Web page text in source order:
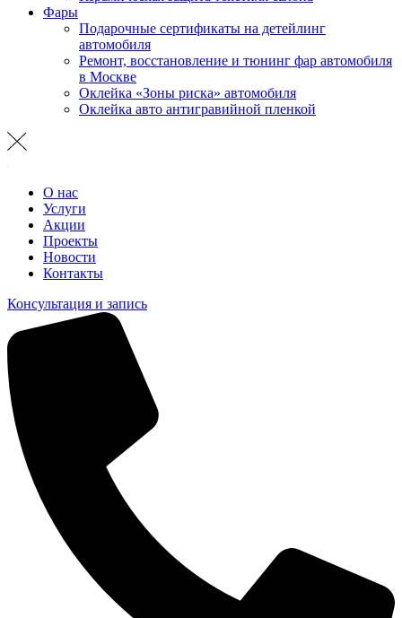
Фары
Подарочные сертификаты на детейлинг
автомобиля
Ремонт, восстановление и тюнинг фар автомобиля
в Москве
Оклейка «Зоны риска» автомобиля
Оклейка авто антигравийной пленкой
О нас
Услуги
Акции
Проекты
Новости
Контакты
Консультация и запись